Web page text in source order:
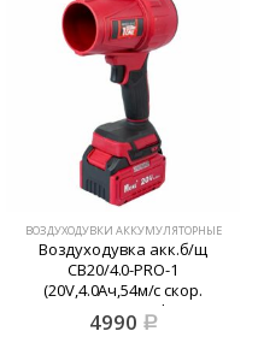
ВОЗДУХОДУВКИ АККУМУЛЯТОРНЫЕ
Воздуходувка акк.б/щ
CB20/4.0-PRO-1
(20V,4.0Ач,54м/с скор.
пот,1АКБ,1з/у,платф. MAKITA
№1 INDUSTRIAL
4990 Р